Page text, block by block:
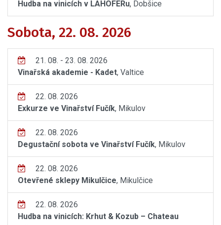
Hudba na vinicích v LAHOFERu, Dobšice
Sobota, 22. 08. 2026
21. 08. - 23. 08. 2026
Vinařská akademie - Kadet, Valtice
22. 08. 2026
Exkurze ve Vinařství Fučík, Mikulov
22. 08. 2026
Degustační sobota ve Vinařství Fučík, Mikulov
22. 08. 2026
Otevřené sklepy Mikulčice, Mikulčice
22. 08. 2026
Hudba na vinicích: Krhut & Kozub – Chateau